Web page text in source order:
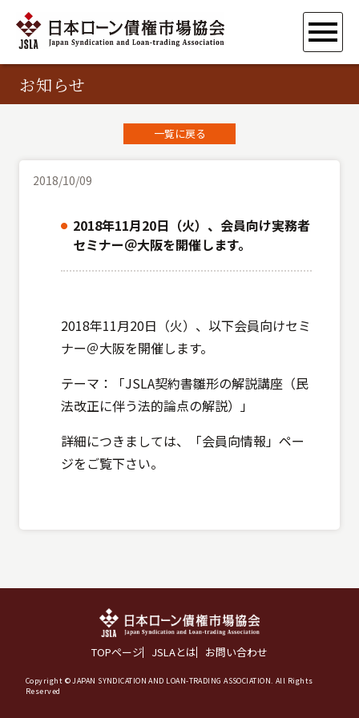
お知らせ
一覧に戻る
2018/10/09
2018年11月20日（火）、会員向け実務者
セミナー＠大阪を開催します。
2018年11月20日（火）、以下会員向けセミ
ナー＠大阪を開催します。
テーマ：「JSLA契約書雛形の解説講座（民
法改正に伴う法的論点の解説）」
詳細につきましては、「会員向情報」ペー
ジをご覧下さい。
TOPページ JSLAとは お問い合わせ
Copyright © JAPAN SYNDICATION AND LOAN-TRADING ASSOCIATION. All Rights
Reserved